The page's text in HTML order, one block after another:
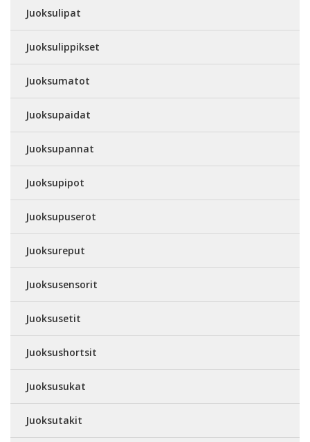
Juoksulipat
Juoksulippikset
Juoksumatot
Juoksupaidat
Juoksupannat
Juoksupipot
Juoksupuserot
Juoksureput
Juoksusensorit
Juoksusetit
Juoksushortsit
Juoksusukat
Juoksutakit